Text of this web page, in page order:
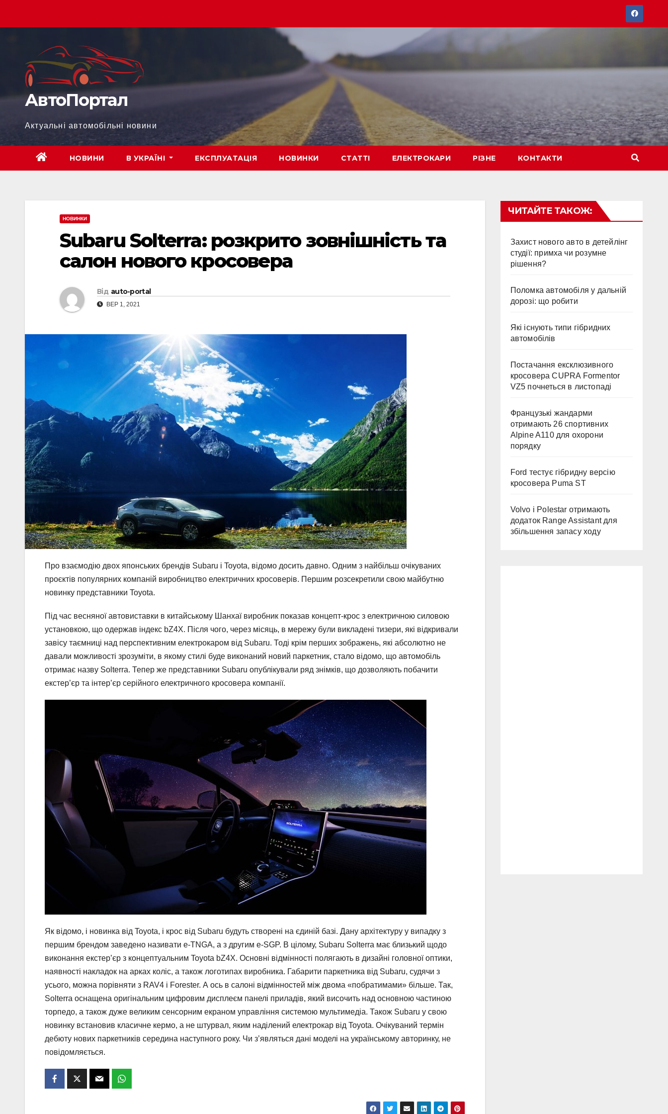
АвтоПортал
Актуальні автомобільні новини
НОВИНИ В УКРАЇНІ ЕКСПЛУАТАЦІЯ НОВИНКИ СТАТТІ ЕЛЕКТРОКАРИ РІЗНЕ КОНТАКТИ
НОВИНКИ
Subaru Solterra: розкрито зовнішність та
салон нового кросовера
Від auto-portal
ВЕР 1, 2021
Про взаємодію двох японських брендів Subaru і Toyota, відомо досить давно. Одним з найбільш очікуваних
проєктів популярних компаній виробництво електричних кросоверів. Першим розсекретили свою майбутню
новинку представники Toyota.
Під час весняної автовиставки в китайському Шанхаї виробник показав концепт-крос з електричною силовою
установкою, що одержав індекс bZ4X. Після чого, через місяць, в мережу були викладені тизери, які відкривали
завісу таємниці над перспективним електрокаром від Subaru. Тоді крім перших зображень, які абсолютно не
давали можливості зрозуміти, в якому стилі буде виконаний новий паркетник, стало відомо, що автомобіль
отримає назву Solterra. Тепер же представники Subaru опублікували ряд знімків, що дозволяють побачити
екстер’єр та інтер’єр серійного електричного кросовера компанії.
Як відомо, і новинка від Toyota, і крос від Subaru будуть створені на єдиній базі. Дану архітектуру у випадку з
першим брендом заведено називати e-TNGA, а з другим e-SGP. В цілому, Subaru Solterra має близький щодо
виконання екстер’єр з концептуальним Toyota bZ4X. Основні відмінності полягають в дизайні головної оптики,
наявності накладок на арках коліс, а також логотипах виробника. Габарити паркетника від Subaru, судячи з
усього, можна порівняти з RAV4 і Forester. А ось в салоні відмінностей між двома «побратимами» більше. Так,
Solterra оснащена оригінальним цифровим дисплеєм панелі приладів, який височить над основною частиною
торпедо, а також дуже великим сенсорним екраном управління системою мультимедіа. Також Subaru у свою
новинку встановив класичне кермо, а не штурвал, яким наділений електрокар від Toyota. Очікуваний термін
дебюту нових паркетників середина наступного року. Чи з’являться дані моделі на українському авторинку, не
повідомляється.
ЧИТАЙТЕ ТАКОЖ:
Захист нового авто в детейлінг
студії: примха чи розумне
рішення?
Поломка автомобіля у дальній
дорозі: що робити
Які існують типи гібридних
автомобілів
Постачання ексклюзивного
кросовера CUPRA Formentor
VZ5 почнеться в листопаді
Французькі жандарми
отримають 26 спортивних
Alpine A110 для охорони
порядку
Ford тестує гібридну версію
кросовера Puma ST
Volvo і Polestar отримають
додаток Range Assistant для
збільшення запасу ходу